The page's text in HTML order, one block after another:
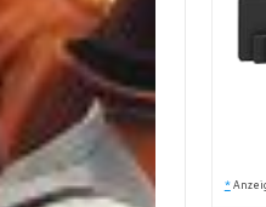
*